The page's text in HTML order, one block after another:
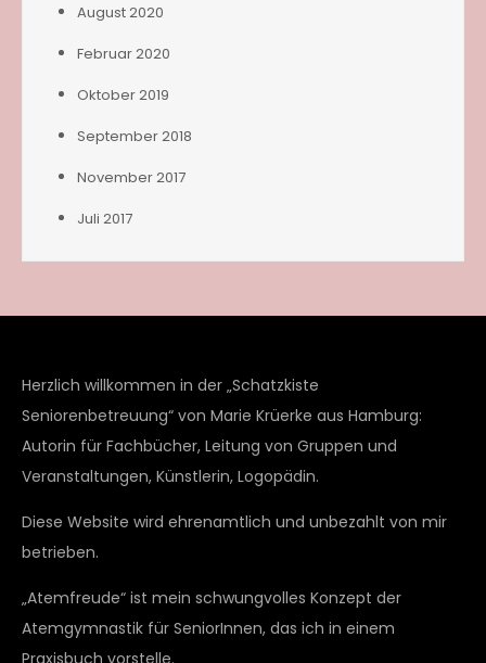
August 2020
Februar 2020
Oktober 2019
September 2018
November 2017
Juli 2017
Herzlich willkommen in der „Schatzkiste
Seniorenbetreuung“ von Marie Krüerke aus Hamburg:
Autorin für Fachbücher, Leitung von Gruppen und
Veranstaltungen, Künstlerin, Logopädin.
Diese Website wird ehrenamtlich und unbezahlt von mir
betrieben.
„Atemfreude“ ist mein schwungvolles Konzept der
Atemgymnastik für SeniorInnen, das ich in einem
Praxisbuch vorstelle.